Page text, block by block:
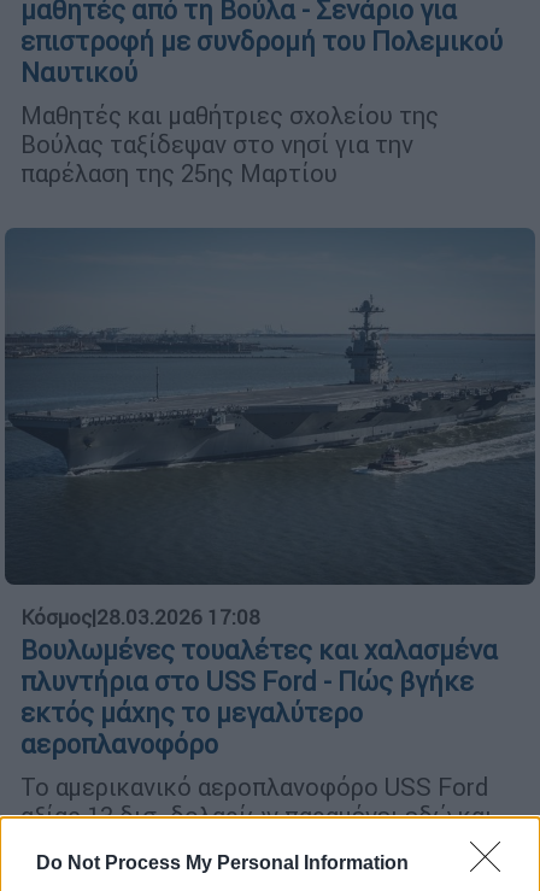
Do Not Process My Personal Information
μαθητές από τη Βούλα - Σενάριο για
επιστροφή με συνδρομή του Πολεμικού
Ναυτικού
Μαθητές και μαθήτριες σχολείου της
Βούλας ταξίδεψαν στο νησί για την
παρέλαση της 25ης Μαρτίου
Κόσμος|28.03.2026 17:08
Βουλωμένες τουαλέτες και χαλασμένα
πλυντήρια στο USS Ford - Πώς βγήκε
εκτός μάχης το μεγαλύτερο
αεροπλανοφόρο
Το αμερικανικό αεροπλανοφόρο USS Ford
αξίας 13 δισ. δολαρίων παραμένει εδώ και
καιρό εκτός υπηρεσίας - και αναμένεται να
μείνει ακόμα περισσότερο